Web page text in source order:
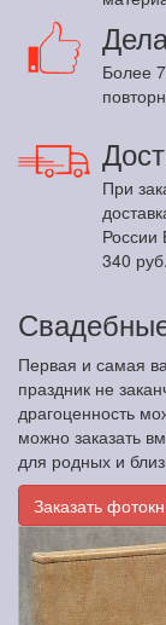
Более
При
340 руб.
Первая и самая
праздник не
драгоценность
можно заказать
для родных и
Заказать